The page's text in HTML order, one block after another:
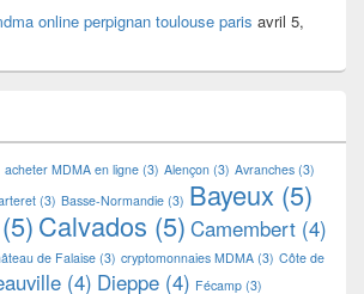
online perpignan toulouse paris avril 5,
acheter MDMA en ligne (3) Alençon (3) Avranches (3)
(3) Basse-Normandie (3) Bayeux (5)
(5)Calvados (5) Camembert (4)
de Falaise (3) cryptomonnaies MDMA (3) Côte de
(4) Dieppe (4) Fécamp (3)